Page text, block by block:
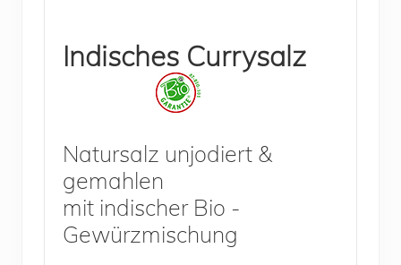
Indisches Currysalz
Natursalz unjodiert &
gemahlen
mit indischer Bio -
Gewürzmischung